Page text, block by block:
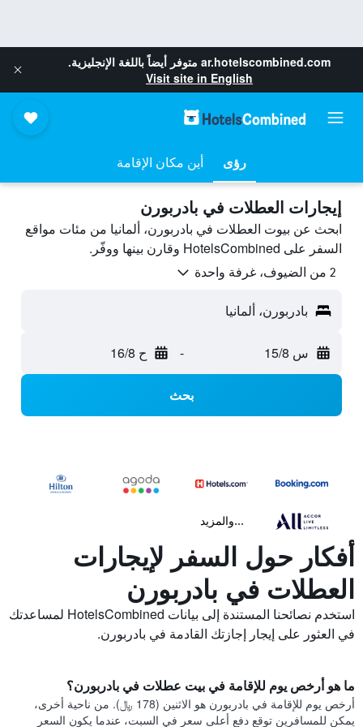
ar.hotelscombined.com متوفر أيضاً باللغة الإنجليزية.
Visit site in English
رؤى أين مكان الإقامة
إيجارات العطلات في بادربورن
ابحث عن بيوت العطلات في بادربورن، ألمانيا من مئات مواقع
السفر على HotelsCombined وقارن بينها ووفّر.
2 من الضيوف، غرفة واحدة
بادربورن، ألمانيا
س 15/8 - ح 16/8
بحث
...والمزيد
أفكار حول السفر لإيجارات
العطلات في بادربورن
استخدم نصائحنا المستندة إلى بيانات HotelsCombined لمساعدتك
في العثور على إيجار إجازتك القادمة في بادربورن.
ما هو أرخص يوم للإقامة في بيت عطلات في بادربورن؟
أرخص يوم للإقامة في بادربورن هو الاثنين (178 ﷼). من ناحية أخرى،
يمكن للمسافرين توقع دفع أعلى سعر في السبت، عندما يكون السعر